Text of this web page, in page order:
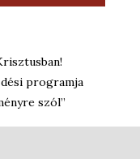
programja
szól”